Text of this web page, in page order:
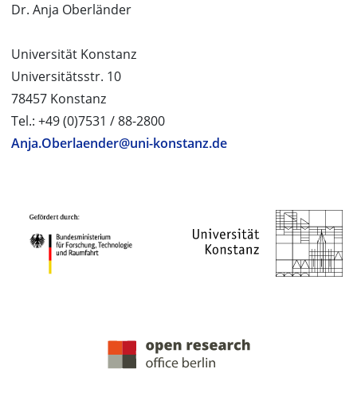
Dr. Anja Oberländer
Universität Konstanz
Universitätsstr. 10
78457 Konstanz
Tel.: +49 (0)7531 / 88-2800
Anja.Oberlaender@uni-konstanz.de